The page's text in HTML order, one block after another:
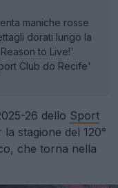
maniche rosse
dorati lungo la
to Live!'
Club do Recife'
26 dello Sport
la stagione del 120°
che torna nella